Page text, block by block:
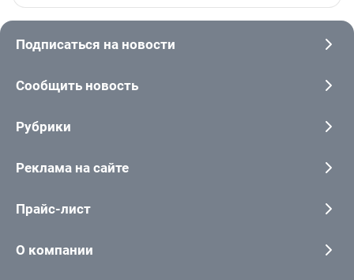
Подписаться на новости
Сообщить новость
Рубрики
Реклама на сайте
Прайс-лист
О компании